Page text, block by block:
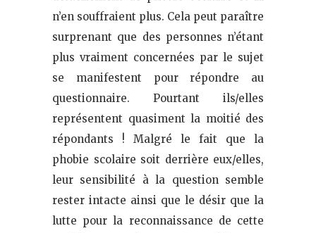
n’en souffraient plus. Cela peut paraître
surprenant que des personnes n’étant
plus vraiment concernées par le sujet
se manifestent pour répondre au
questionnaire. Pourtant ils/elles
représentent quasiment la moitié des
répondants ! Malgré le fait que la
phobie scolaire soit derrière eux/elles,
leur sensibilité à la question semble
rester intacte ainsi que le désir que la
lutte pour la reconnaissance de cette